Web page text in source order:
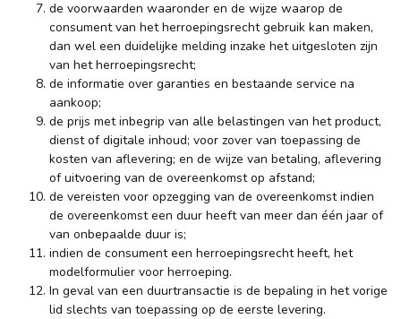
de voorwaarden waaronder en de wijze waarop de
consument van het herroepingsrecht gebruik kan maken,
dan wel een duidelijke melding inzake het uitgesloten zijn
van het herroepingsrecht;
de informatie over garanties en bestaande service na
aankoop;
de prijs met inbegrip van alle belastingen van het product,
dienst of digitale inhoud; voor zover van toepassing de
kosten van aflevering; en de wijze van betaling, aflevering
of uitvoering van de overeenkomst op afstand;
de vereisten voor opzegging van de overeenkomst indien
de overeenkomst een duur heeft van meer dan één jaar of
van onbepaalde duur is;
indien de consument een herroepingsrecht heeft, het
modelformulier voor herroeping.
In geval van een duurtransactie is de bepaling in het vorige
lid slechts van toepassing op de eerste levering.